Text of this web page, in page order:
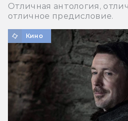
Отличная антология,
отличное предисловие.
Кино